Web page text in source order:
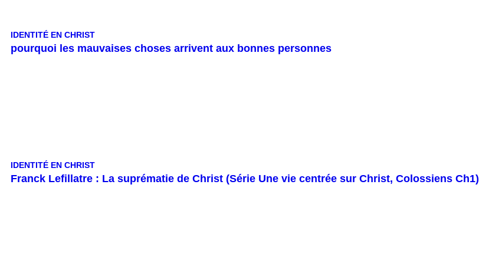
IDENTITÉ EN CHRIST
pourquoi les mauvaises choses arrivent aux bonnes personnes
IDENTITÉ EN CHRIST
Franck Lefillatre : La suprématie de Christ (Série Une vie centrée sur Christ, Colossiens Ch1)